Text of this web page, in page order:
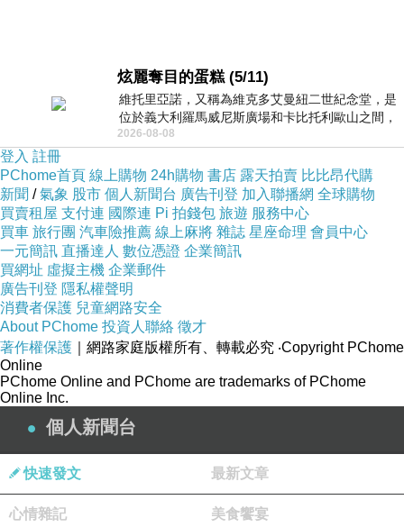
炫麗奪目的蛋糕 (5/11)
維托里亞諾，又稱為維克多艾曼紐二世紀念堂，是
位於義大利羅馬威尼斯廣場和卡比托利歐山之間，
用以紀念統一義大利統一後的的第一位國
2026-08-08
登入 註冊
PChome首頁 線上購物 24h購物 書店 露天拍賣 比比昂代購
新聞 /氣象 股市 個人新聞台 廣告刊登 加入聯播網 全球購物
買賣租屋 支付連 國際連 Pi 拍錢包 旅遊 服務中心
買車 旅行團 汽車險推薦 線上麻將 雜誌 星座命理 會員中心
一元簡訊 直播達人 數位憑證 企業簡訊
買網址 虛擬主機 企業郵件
廣告刊登 隱私權聲明
消費者保護 兒童網路安全
About PChome 投資人聯絡 徵才
著作權保護 ｜網路家庭版權所有、轉載必究 ‧Copyright PChome
Online
PChome Online and PChome are trademarks of PChome
Online Inc.
個人新聞台
快速發文 最新文章
心情雜記 美食饗宴